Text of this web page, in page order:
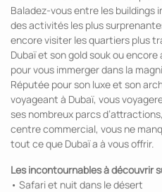
Baladez-vous entre les buildings
des activités les plus
encore visiter les quartiers plus
Dubaï et son gold souk ou
pour vous immerger dans la
Réputée pour son luxe et son
voyageant à Dubaï, vous
ses nombreux parcs
centre commercial, vous ne
tout ce que Dubaï a à vous offrir.
Les incontournables à découvrir
• Safari et nuit dans le désert